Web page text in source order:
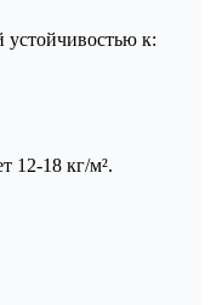
к:
12-18 кг/м².